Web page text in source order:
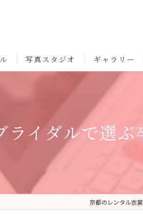
写真スタジオ ギャラリー
ライダルで選
京都のレンタル衣